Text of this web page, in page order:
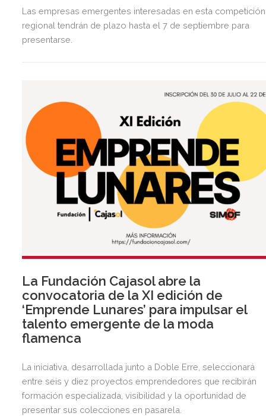
Las empresas emergentes interesadas en esta competición
regional tendrán de plazo hasta el 7 de septiembre para
presentarse.
La Fundación Cajasol abre la
convocatoria de la XI edición de
‘Emprende Lunares’ para impulsar el
talento emergente de la moda
flamenca
La iniciativa, desarrollada junto a Doble Erre, seleccionará
entre seis y diez proyectos emprendedores que recibirán
formación especializada, visibilidad y la oportunidad de
presentar sus colecciones en pasarela.